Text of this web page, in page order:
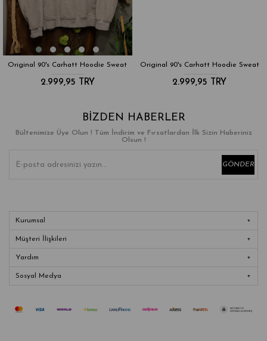
Original 90's Carhatt Hoodie Sweat
2.999,95 TRY
Original 90's Carhatt Hoodie Sweat
2.999,95 TRY
BIZDEN HABERLER
Bültenimize Üye Olun ! Tüm İndirim ve Fırsatlardan İlk Sizin Haberiniz
Olsun !
GÖNDER
Kurumsal
Müşteri İlişkileri
Yardım
Sosyal Medya